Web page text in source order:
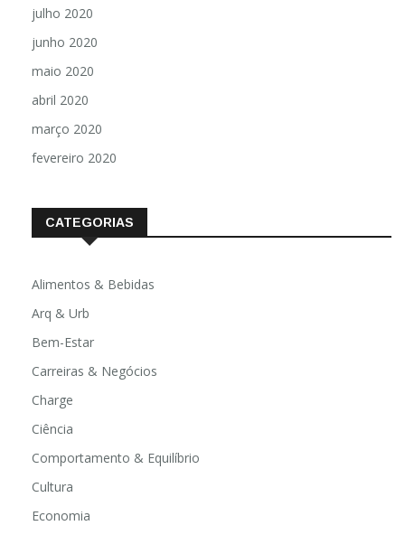
julho 2020
junho 2020
maio 2020
abril 2020
março 2020
fevereiro 2020
CATEGORIAS
Alimentos & Bebidas
Arq & Urb
Bem-Estar
Carreiras & Negócios
Charge
Ciência
Comportamento & Equilíbrio
Cultura
Economia